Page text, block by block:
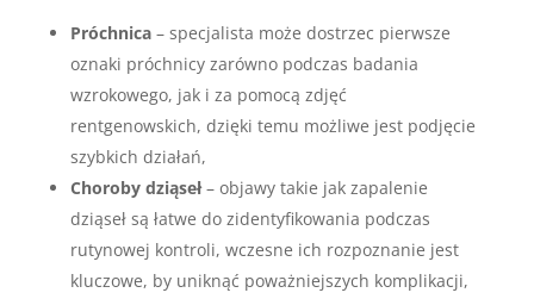
Próchnica– specjalista może dostrzec pierwsze
oznaki próchnicy zarówno podczas badania
wzrokowego, jak i za pomocą zdjęć
rentgenowskich, dzięki temu możliwe jest podjęcie
szybkich działań,
Choroby dziąseł– objawy takie jak zapalenie
dziąseł są łatwe do zidentyfikowania podczas
rutynowej kontroli, wczesne ich rozpoznanie jest
kluczowe, by uniknąć poważniejszych komplikacji,